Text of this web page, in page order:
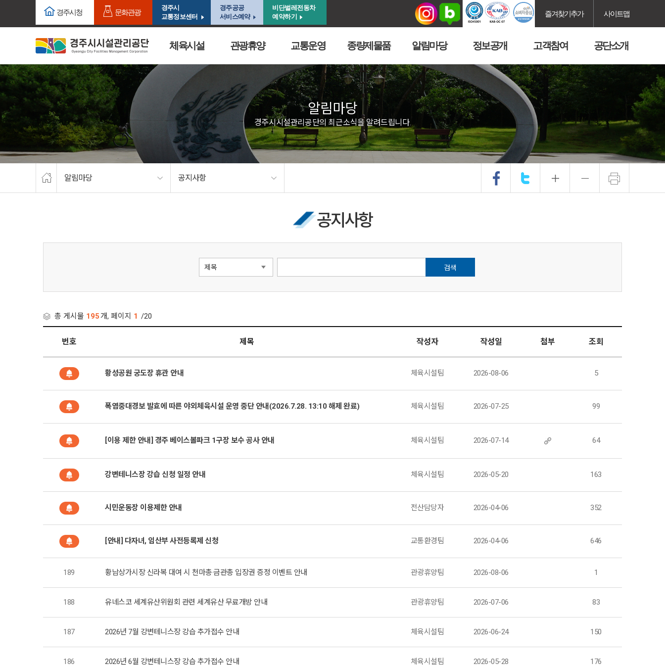
주요메뉴로 건너뛰기
경주시청 문화관광
경주시
교통정보센터
경주공공
서비스예약
비단벌레전동차
예약하기
즐겨찾기추가 사이트맵
체육시설 관광휴양 교통운영 종량제물품 알림마당 정보공개 고객참여 공단소개
알림마당
경주시시설관리공단의 최근소식을 알려드립니다.
알림마당 공지사항
공지사항
검색
총 게시물 195개, 페이지 1 /20
번호 제목 작성자 작성일 첨부 조회
황성공원 궁도장 휴관 안내 체육시설팀 2026-08-06 5
폭염중대경보 발효에 따른 야외체육시설 운영 중단 안내(2026.7.28. 13:10 해제 완료) 체육시설팀 2026-07-25 99
[이용 제한 안내] 경주 베이스볼파크 1구장 보수 공사 안내 체육시설팀 2026-07-14 64
강변테니스장 강습 신청 일정 안내 체육시설팀 2026-05-20 163
시민운동장 이용제한 안내 전산담당자 2026-04-06 352
[안내] 다자녀, 임산부 사전등록제 신청 교통환경팀 2026-04-06 646
189 황남상가시장 신라복 대여 시 천마총·금관총 입장권 증정 이벤트 안내 관광휴양팀 2026-08-06 1
188 유네스코 세계유산위원회 관련 세계유산 무료개방 안내 관광휴양팀 2026-07-06 83
187 2026년 7월 강변테니스장 강습 추가접수 안내 체육시설팀 2026-06-24 150
186 2026년 6월 강변테니스장 강습 추가접수 안내 체육시설팀 2026-05-28 176